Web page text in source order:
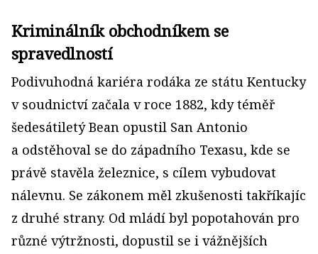
Kriminálník obchodníkem se
spravedlností
Podivuhodná kariéra rodáka ze státu Kentucky
v soudnictví začala v roce 1882, kdy téměř
šedesátiletý Bean opustil San Antonio
a odstěhoval se do západního Texasu, kde se
právě stavěla železnice, s cílem vybudovat
nálevnu. Se zákonem měl zkušenosti takříkajíc
z druhé strany. Od mládí byl popotahován pro
různé výtržnosti, dopustil se i vážnějších